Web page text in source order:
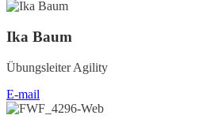
Ika Baum
Übungsleiter Agility
E-mail